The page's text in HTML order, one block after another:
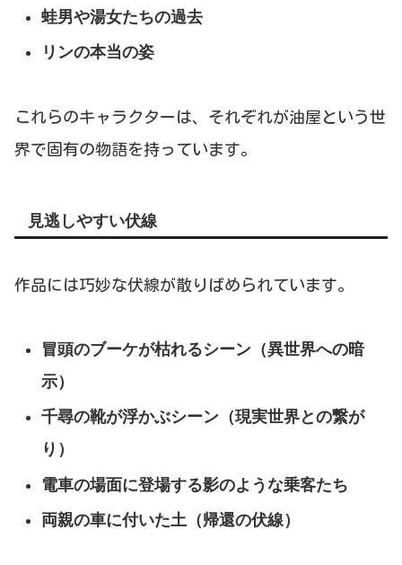
蛙男や湯女たちの過去
リンの本当の姿
これらのキャラクターは、それぞれが油屋という世
界で固有の物語を持っています。
見逃しやすい伏線
作品には巧妙な伏線が散りばめられています。
冒頭のブーケが枯れるシーン（異世界への暗
示）
千尋の靴が浮かぶシーン（現実世界との繋が
り）
電車の場面に登場する影のような乗客たち
両親の車に付いた土（帰還の伏線）